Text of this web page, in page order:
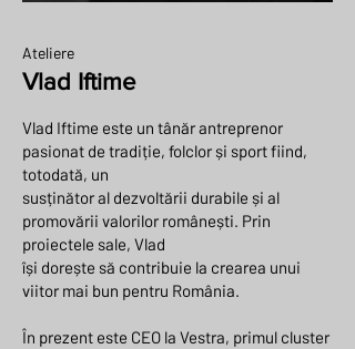
Ateliere
Vlad Iftime
Vlad Iftime este un tânăr antreprenor
pasionat de tradiție, folclor și sport fiind,
totodată, un
susținător al dezvoltării durabile și al
promovării valorilor românești. Prin
proiectele sale, Vlad
își dorește să contribuie la crearea unui
viitor mai bun pentru România.
În prezent este CEO la Vestra, primul cluster